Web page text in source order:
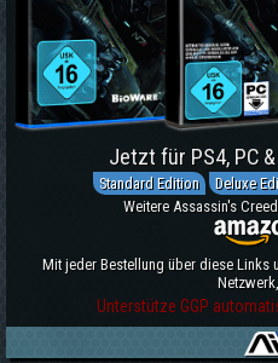
Jetzt für PS4, PC
Standard Edition Deluxe
Weitere Assassin's
Mit jeder Bestellung über diese Links
Unterstütze GGP